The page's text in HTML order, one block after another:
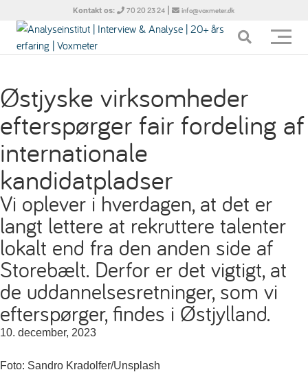
Kontakt os: 70 20 23 24 | info@voxmeter.dk
Østjyske virksomheder
efterspørger fair fordeling af
internationale
kandidatpladser
Vi oplever i hverdagen, at det er
langt lettere at rekruttere talenter
lokalt end fra den anden side af
Storebælt. Derfor er det vigtigt, at
de uddannelsesretninger, som vi
efterspørger, findes i Østjylland.
10. december, 2023
Foto: Sandro Kradolfer/Unsplash